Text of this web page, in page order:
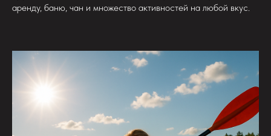
аренду, баню, чан и множество активностей на любой вкус.